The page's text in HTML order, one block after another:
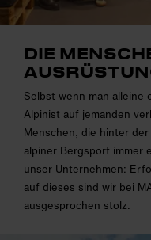
DIE
Selbst wenn man alleine
Alpinist auf jemanden
Menschen, die hinter
alpiner Bergsport immer
unser Unternehmen:
auf dieses sind wir bei
ausgesprochen stolz.